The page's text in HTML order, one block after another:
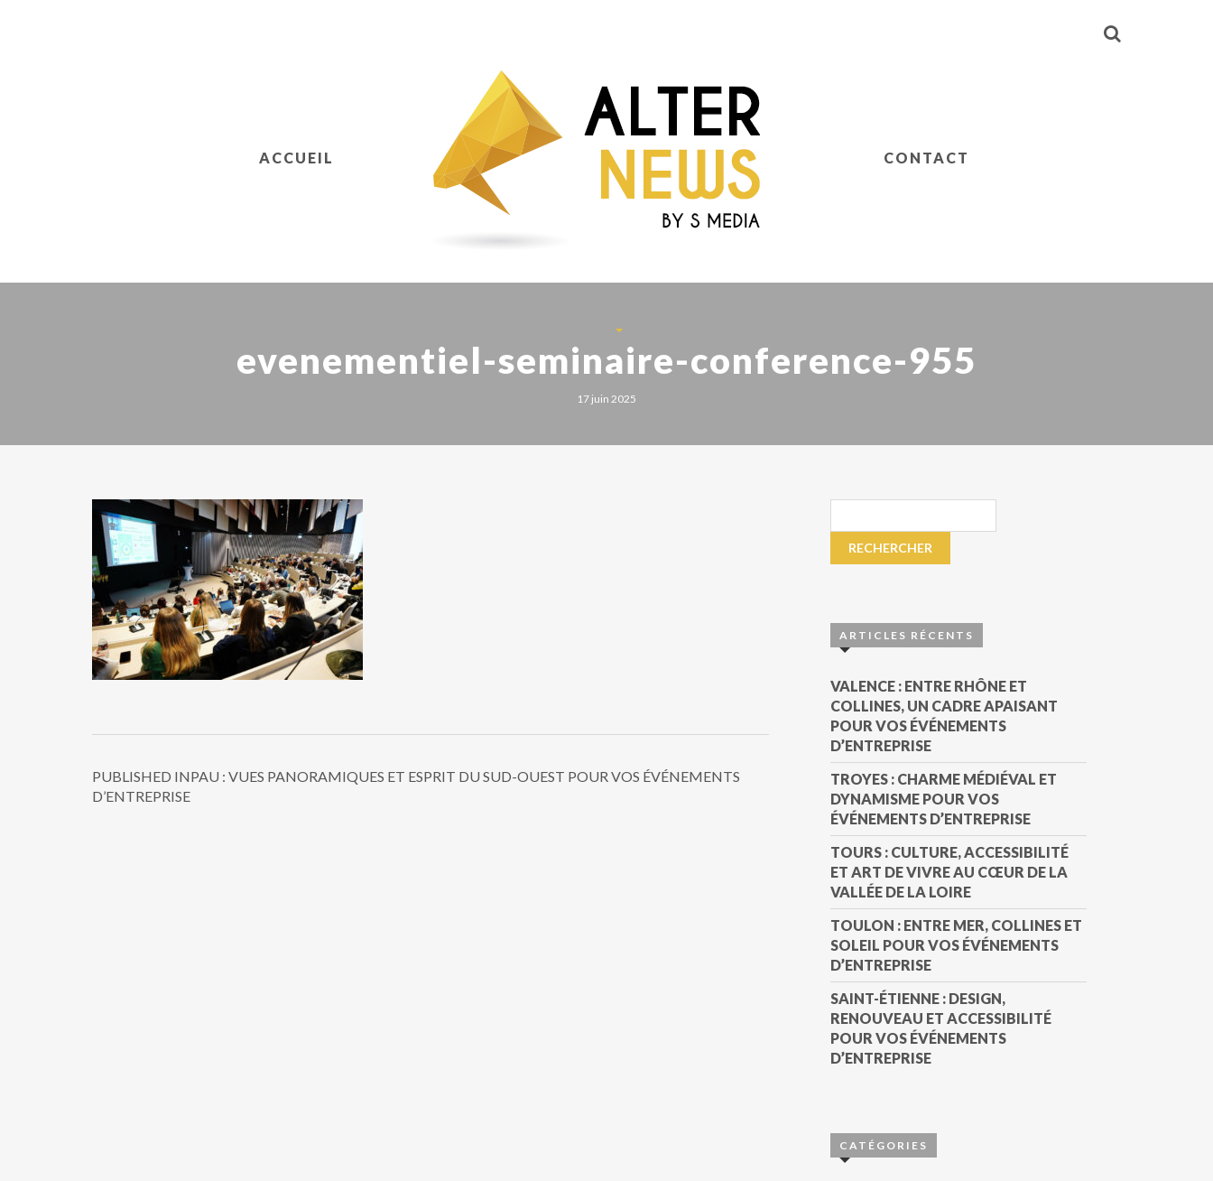
ACCUEIL CONTACT
evenementiel-seminaire-conference-955
17 juin 2025
PUBLISHED INPAU : VUES PANORAMIQUES ET ESPRIT DU SUD-OUEST POUR VOS ÉVÉNEMENTS
D’ENTREPRISE
ARTICLES RÉCENTS
VALENCE : ENTRE RHÔNE ET
COLLINES, UN CADRE APAISANT
POUR VOS ÉVÉNEMENTS
D’ENTREPRISE
TROYES : CHARME MÉDIÉVAL ET
DYNAMISME POUR VOS
ÉVÉNEMENTS D’ENTREPRISE
TOURS : CULTURE, ACCESSIBILITÉ
ET ART DE VIVRE AU CŒUR DE LA
VALLÉE DE LA LOIRE
TOULON : ENTRE MER, COLLINES ET
SOLEIL POUR VOS ÉVÉNEMENTS
D’ENTREPRISE
SAINT-ÉTIENNE : DESIGN,
RENOUVEAU ET ACCESSIBILITÉ
POUR VOS ÉVÉNEMENTS
D’ENTREPRISE
CATÉGORIES